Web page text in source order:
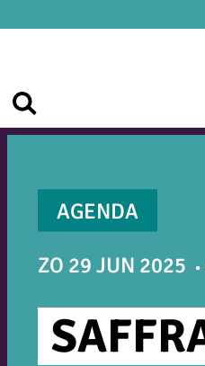
inhoud
AGENDA
ZO 29 JUN 2025